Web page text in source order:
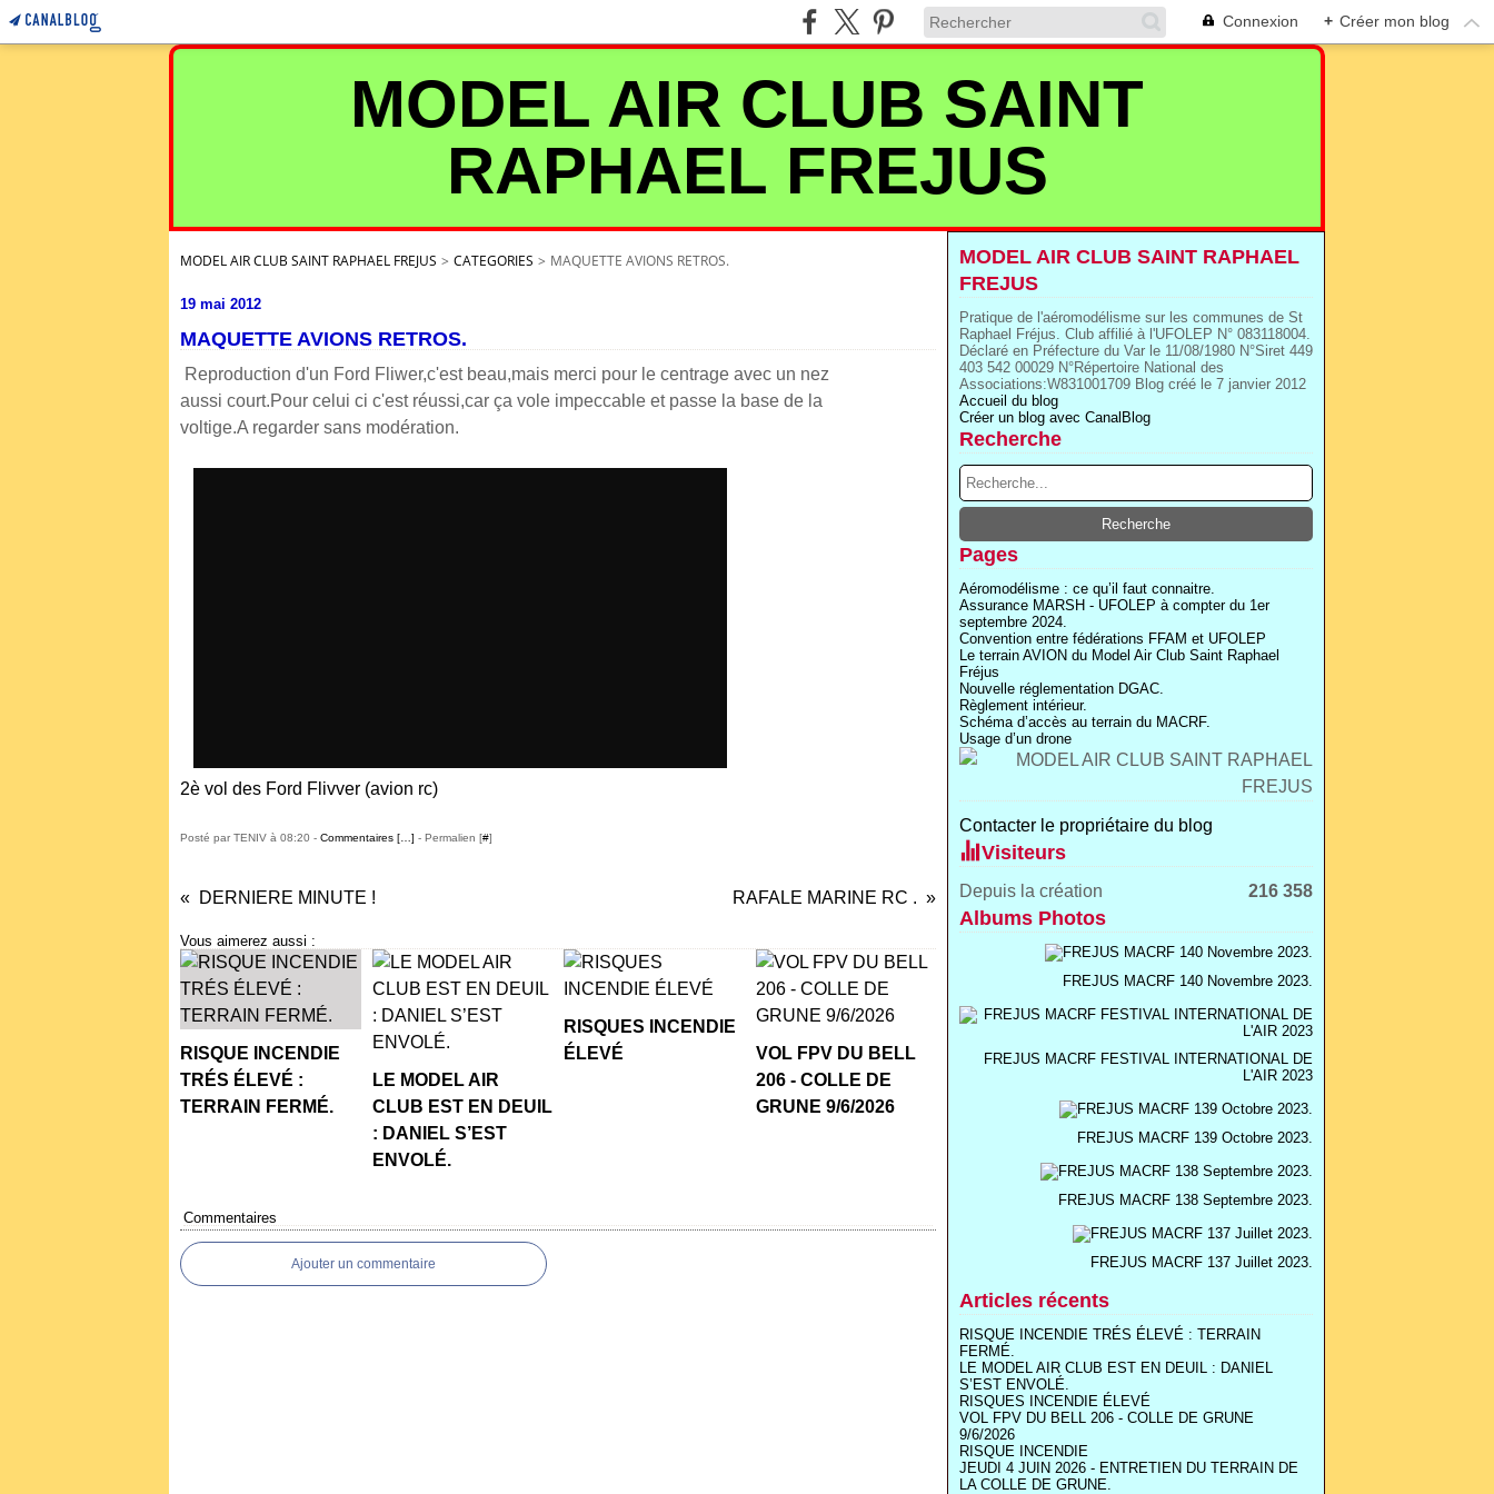
Connexion + Créer mon blog
MODEL AIR CLUB SAINT
RAPHAEL FREJUS
MODEL AIR CLUB SAINT RAPHAEL FREJUS > CATEGORIES > MAQUETTE AVIONS RETROS.
19 mai 2012
MAQUETTE AVIONS RETROS.
Reproduction d'un Ford Fliwer,c'est beau,mais merci pour le centrage avec un nez
aussi court.Pour celui ci c'est réussi,car ça vole impeccable et passe la base de la
voltige.A regarder sans modération.
2è vol des Ford Flivver (avion rc)
Posté par TENIV à 08:20 - Commentaires [ ] - Permalien [#]
DERNIERE MINUTE ! RAFALE MARINE RC .
Vous aimerez aussi :
RISQUE INCENDIE
TRÉS ÉLEVÉ :
TERRAIN FERMÉ.
LE MODEL AIR
CLUB EST EN DEUIL
: DANIEL S’EST
ENVOLÉ.
RISQUES INCENDIE
ÉLEVÉ
VOL FPV DU BELL
206 - COLLE DE
GRUNE 9/6/2026
Commentaires
Ajouter un commentaire
MODEL AIR CLUB SAINT RAPHAEL
FREJUS
Pratique de l'aéromodélisme sur les communes de St
Raphael Fréjus. Club affilié à l'UFOLEP N° 083118004.
Déclaré en Préfecture du Var le 11/08/1980 N°Siret 449
403 542 00029 N°Répertoire National des
Associations:W831001709 Blog créé le 7 janvier 2012
Accueil du blog
Créer un blog avec CanalBlog
Recherche
Pages
Aéromodélisme : ce qu’il faut connaitre.
Assurance MARSH - UFOLEP à compter du 1er
septembre 2024.
Convention entre fédérations FFAM et UFOLEP
Le terrain AVION du Model Air Club Saint Raphael
Fréjus
Nouvelle réglementation DGAC.
Règlement intérieur.
Schéma d’accès au terrain du MACRF.
Usage d’un drone
Contacter le propriétaire du blog
Visiteurs
Depuis la création 216 358
Albums Photos
FREJUS MACRF 140 Novembre 2023.
FREJUS MACRF FESTIVAL INTERNATIONAL DE
L'AIR 2023
FREJUS MACRF 139 Octobre 2023.
FREJUS MACRF 138 Septembre 2023.
FREJUS MACRF 137 Juillet 2023.
Articles récents
RISQUE INCENDIE TRÉS ÉLEVÉ : TERRAIN
FERMÉ.
LE MODEL AIR CLUB EST EN DEUIL : DANIEL
S’EST ENVOLÉ.
RISQUES INCENDIE ÉLEVÉ
VOL FPV DU BELL 206 - COLLE DE GRUNE
9/6/2026
RISQUE INCENDIE
JEUDI 4 JUIN 2026 - ENTRETIEN DU TERRAIN DE
LA COLLE DE GRUNE.